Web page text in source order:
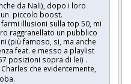
da Nali), dopo i loro
piccolo boost.
illusioni sulla top 50, mi
raggranellato un pubblico
(più famoso, si, ma anche
feat. e messo a playlist
posizioni sopra di lei) .
che evidentemente,